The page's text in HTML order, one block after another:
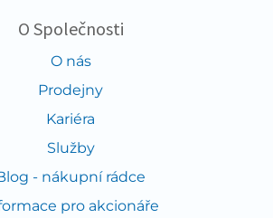
O Společnosti
O nás
Prodejny
Kariéra
Služby
- nákupní rádce
pro akcionáře